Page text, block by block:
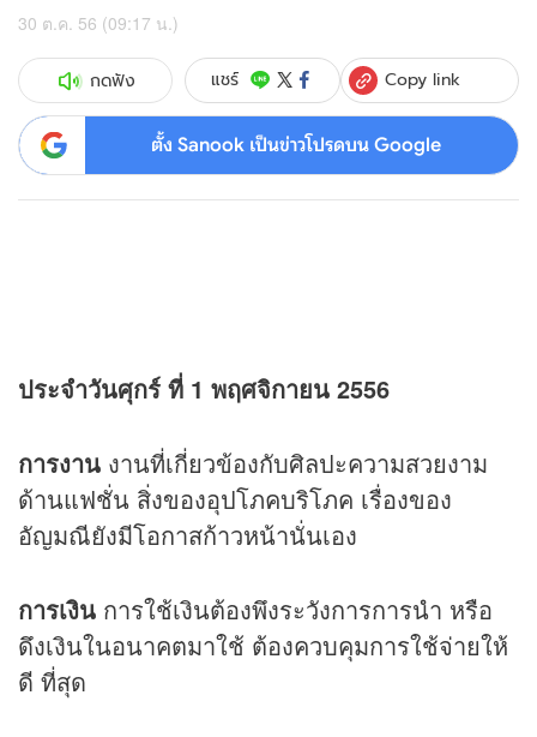
30 ต.ค. 56 (09:17 น.)
กดฟัง แชร์ Copy link
ตั้ง Sanook เป็นข่าวโปรดบน Google
ประจำวันศุกร์ ที่ 1 พฤศจิกายน 2556
การงาน งานที่เกี่ยวข้องกับศิลปะความสวยงาม
ด้านแฟชั่น สิ่งของอุปโภคบริโภค เรื่องของ
อัญมณียังมีโอกาสก้าวหน้านั่นเอง
การเงิน การใช้เงินต้องพึงระวังการการนำ หรือ
ดึงเงินในอนาคตมาใช้ ต้องควบคุมการใช้จ่ายให้
ดี ที่สุด